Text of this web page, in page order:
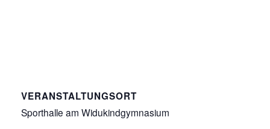
VERANSTALTUNGSORT
Sporthalle am Widukindgymnasium